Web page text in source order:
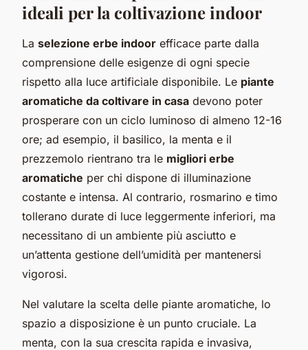
ideali per la coltivazione indoor
La selezione erbe indoor efficace parte dalla
comprensione delle esigenze di ogni specie
rispetto alla luce artificiale disponibile. Le piante
aromatiche da coltivare in casa devono poter
prosperare con un ciclo luminoso di almeno 12-16
ore; ad esempio, il basilico, la menta e il
prezzemolo rientrano tra le migliori erbe
aromatiche per chi dispone di illuminazione
costante e intensa. Al contrario, rosmarino e timo
tollerano durate di luce leggermente inferiori, ma
necessitano di un ambiente più asciutto e
un’attenta gestione dell’umidità per mantenersi
vigorosi.
Nel valutare la scelta delle piante aromatiche, lo
spazio a disposizione è un punto cruciale. La
menta, con la sua crescita rapida e invasiva,